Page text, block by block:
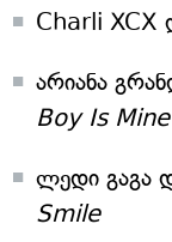
Charli XCX
არიანა
Boy Is Mine
ლედი გაგა
Smile